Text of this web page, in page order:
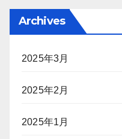
Archives
2025年3月
2025年2月
2025年1月